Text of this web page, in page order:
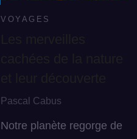
VOYAGES
Pascal Cabus
Notre planète regorge de